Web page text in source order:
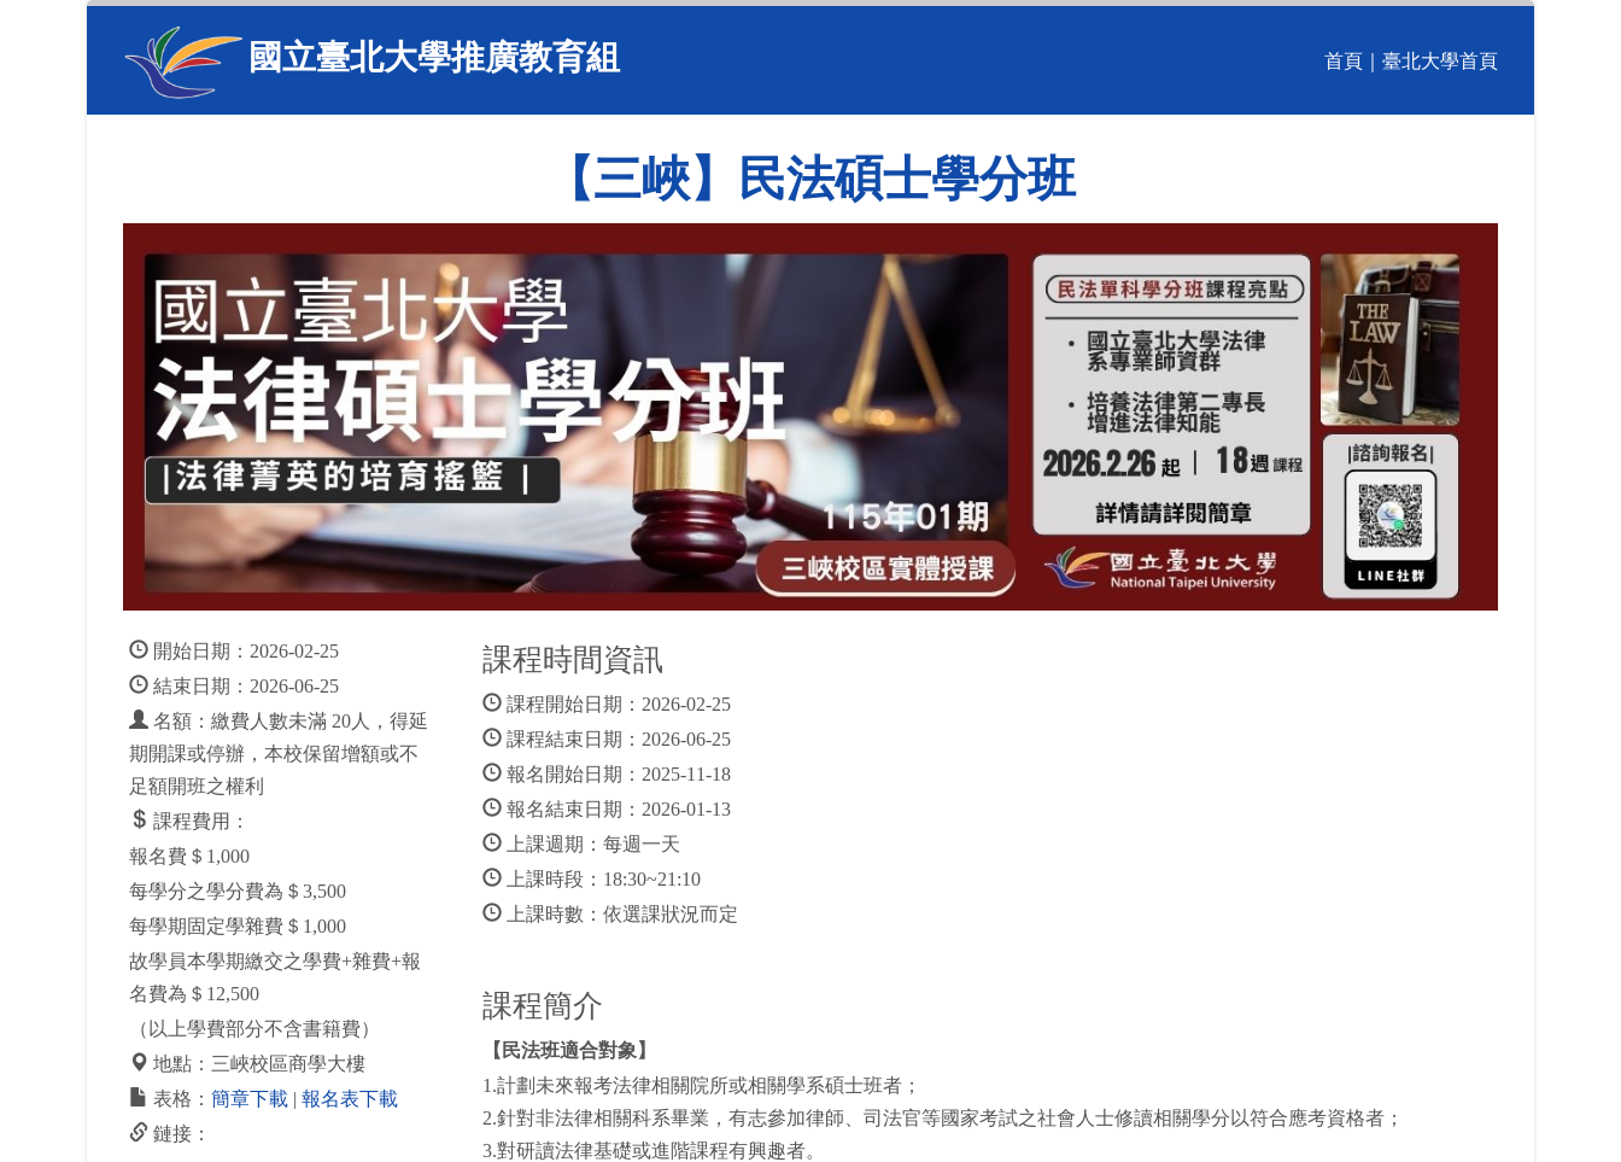
國立臺北大學推廣教育組 首頁 臺北大學首頁
【三峽】民法碩士學分班
開始日期：2026-02-25
結束日期：2026-06-25
名額：繳費人數未滿 20人，得延
期開課或停辦，本校保留增額或不
足額開班之權利
課程費用：
報名費＄1,000
每學分之學分費為＄3,500
每學期固定學雜費＄1,000
故學員本學期繳交之學費+雜費+報
名費為＄12,500
（以上學費部分不含書籍費）
地點：三峽校區商學大樓
表格： 簡章下載 | 報名表下載
鏈接：
課程時間資訊
課程開始日期：2026-02-25
課程結束日期：2026-06-25
報名開始日期：2025-11-18
報名結束日期：2026-01-13
上課週期：每週一天
上課時段：18:30~21:10
上課時數：依選課狀況而定
課程簡介
【民法班適合對象】
1.計劃未來報考法律相關院所或相關學系碩士班者；
2.針對非法律相關科系畢業，有志參加律師、司法官等國家考試之社會人士修讀相關學分以符合應考資格者；
3.對研讀法律基礎或進階課程有興趣者。